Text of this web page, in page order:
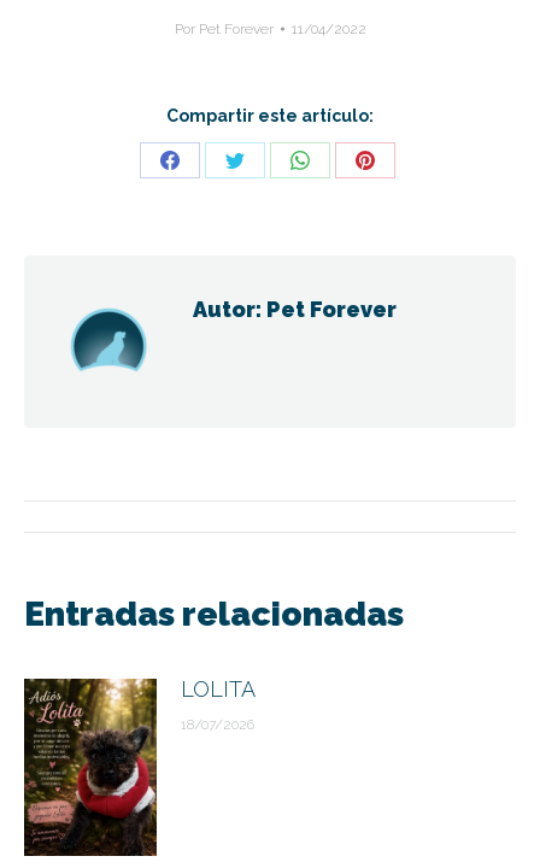
Por Pet Forever 11/04/2022
Compartir este artículo:
Share
Share
Share
Share
Autor: Pet Forever
Navegación
entre
Entradas relacionadas
LOLITA
18/07/2026